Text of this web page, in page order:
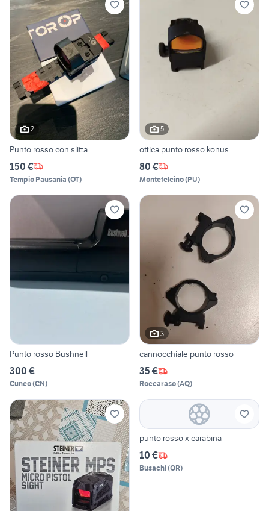
2
Punto rosso con slitta
150 €
Tempio Pausania (OT)
5
ottica punto rosso konus
80 €
Montefelcino(PU)
Punto rosso Bushnell
300 €
Cuneo(CN)
3
cannocchiale punto rosso
35 €
Roccaraso(AQ)
punto rosso x carabina
10 €
Busachi(OR)